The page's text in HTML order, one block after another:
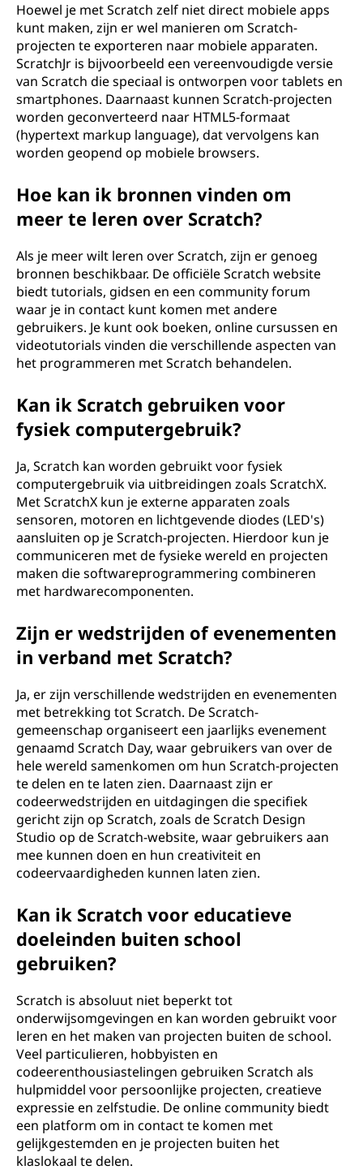
Hoewel je met Scratch zelf niet direct mobiele apps
kunt maken, zijn er wel manieren om Scratch-
projecten te exporteren naar mobiele apparaten.
ScratchJr is bijvoorbeeld een vereenvoudigde versie
van Scratch die speciaal is ontworpen voor tablets en
smartphones. Daarnaast kunnen Scratch-projecten
worden geconverteerd naar HTML5-formaat
(hypertext markup language), dat vervolgens kan
worden geopend op mobiele browsers.
Hoe kan ik bronnen vinden om
meer te leren over Scratch?
Als je meer wilt leren over Scratch, zijn er genoeg
bronnen beschikbaar. De officiële Scratch website
biedt tutorials, gidsen en een community forum
waar je in contact kunt komen met andere
gebruikers. Je kunt ook boeken, online cursussen en
videotutorials vinden die verschillende aspecten van
het programmeren met Scratch behandelen.
Kan ik Scratch gebruiken voor
fysiek computergebruik?
Ja, Scratch kan worden gebruikt voor fysiek
computergebruik via uitbreidingen zoals ScratchX.
Met ScratchX kun je externe apparaten zoals
sensoren, motoren en lichtgevende diodes (LED's)
aansluiten op je Scratch-projecten. Hierdoor kun je
communiceren met de fysieke wereld en projecten
maken die softwareprogrammering combineren
met hardwarecomponenten.
Zijn er wedstrijden of evenementen
in verband met Scratch?
Ja, er zijn verschillende wedstrijden en evenementen
met betrekking tot Scratch. De Scratch-
gemeenschap organiseert een jaarlijks evenement
genaamd Scratch Day, waar gebruikers van over de
hele wereld samenkomen om hun Scratch-projecten
te delen en te laten zien. Daarnaast zijn er
codeerwedstrijden en uitdagingen die specifiek
gericht zijn op Scratch, zoals de Scratch Design
Studio op de Scratch-website, waar gebruikers aan
mee kunnen doen en hun creativiteit en
codeervaardigheden kunnen laten zien.
Kan ik Scratch voor educatieve
doeleinden buiten school
gebruiken?
Scratch is absoluut niet beperkt tot
onderwijsomgevingen en kan worden gebruikt voor
leren en het maken van projecten buiten de school.
Veel particulieren, hobbyisten en
codeerenthousiastelingen gebruiken Scratch als
hulpmiddel voor persoonlijke projecten, creatieve
expressie en zelfstudie. De online community biedt
een platform om in contact te komen met
gelijkgestemden en je projecten buiten het
klaslokaal te delen.